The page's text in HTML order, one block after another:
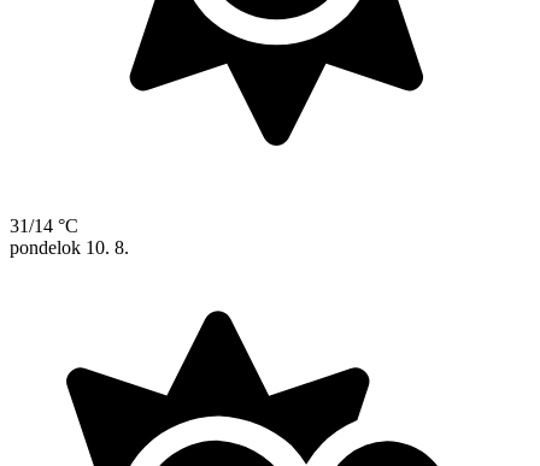
31/14 °C
pondelok 10. 8.